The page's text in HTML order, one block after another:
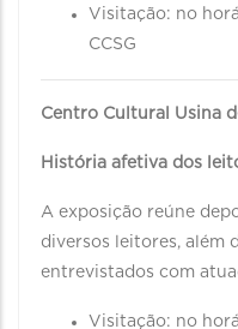
Visitação: no
CCSG
Centro Cultural Usina
História afetiva dos
A exposição reúne
diversos leitores, além
entrevistados com
Visitação: no